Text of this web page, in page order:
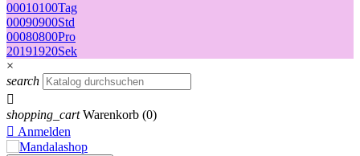
00010100Tag
00090900Std
00080800Pro
19181819Sek
×
search

shopping_cart Warenkorb (0)
 Anmelden